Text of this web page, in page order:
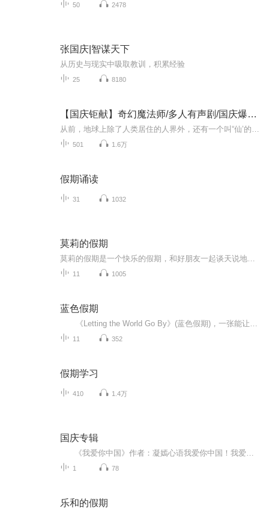
50 2478
张国庆|智谋天下
从历史与现实中吸取教训，积累经验
25 8180
【国庆钜献】奇幻魔法师/多人有声剧/国庆爆更七天乐
501 1.6万
假期诵读
31 1032
莫莉的假期
11 1005
蓝色假期
11 352
假期学习
410 1.4万
国庆专辑
1 78
乐和的假期